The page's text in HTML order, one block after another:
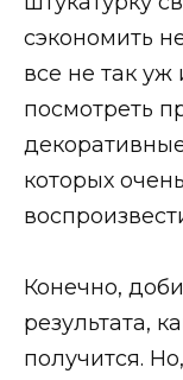
сэкономить
все не так уж
посмотреть
которых
Конечно,
результата,
получится.